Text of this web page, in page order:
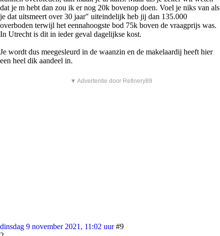
dat je m hebt dan zou ik er nog 20k bovenop doen. Voel je niks van als
je dat uitsmeert over 30 jaar" uiteindelijk heb jij dan 135.000
overboden terwijl het eennahoogste bod 75k boven de vraagprijs was.
In Utrecht is dit in ieder geval dagelijkse kost.
Je wordt dus meegesleurd in de waanzin en de makelaardij heeft hier
een heel dik aandeel in.
▼ Advertentie door Refinery89
dinsdag 9 november 2021, 11:02 uur #9